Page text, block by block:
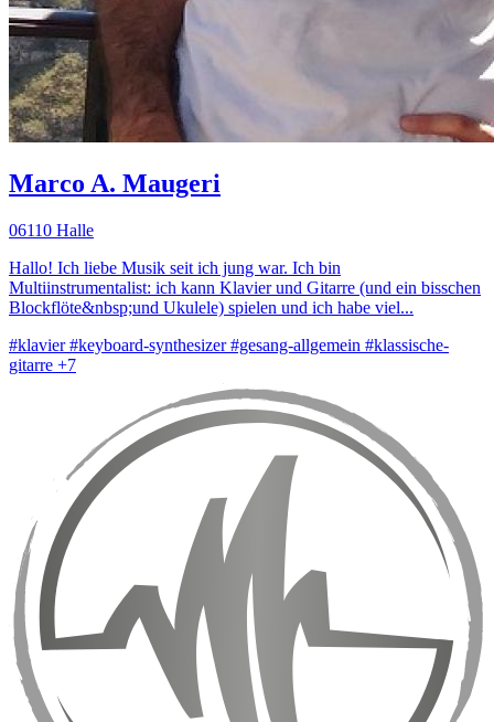
Marco A. Maugeri
06110 Halle
Hallo! Ich liebe Musik seit ich jung war. Ich bin
Multiinstrumentalist: ich kann Klavier und Gitarre (und ein bisschen
Blockflöte&nbsp;und Ukulele) spielen und ich habe viel...
#klavier #keyboard-synthesizer #gesang-allgemein #klassische-
gitarre +7